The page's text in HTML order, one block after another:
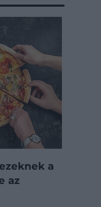
a
az